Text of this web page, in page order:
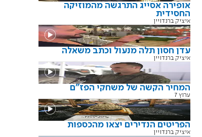
אופירה אסייג התרגשה מהמוזיקה
החסידית
איציק ברנדויין
עדן חסון תלה מנעול וכתב משאלה
איציק ברנדויין
המחיר הקשה של משחקי הפז"ם
ערוץ 7
הפריטים הנדירים יצאו מהכספות
איציק ברנדויין